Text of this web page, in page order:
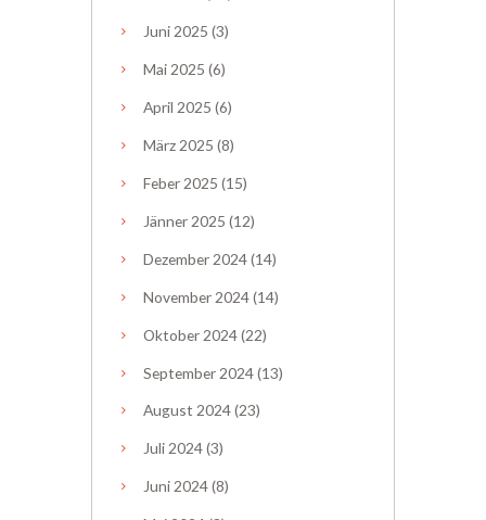
Juni 2025 (3)
Mai 2025 (6)
April 2025 (6)
März 2025 (8)
Feber 2025 (15)
Jänner 2025 (12)
Dezember 2024(14)
November 2024(14)
Oktober 2024(22)
September 2024(13)
August 2024(23)
Juli 2024(3)
Juni 2024(8)